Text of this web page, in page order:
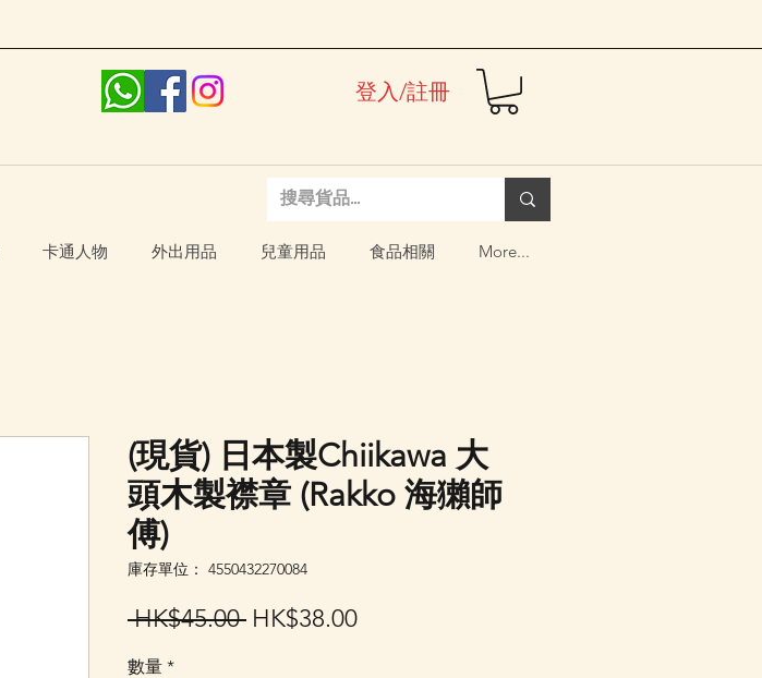
登入/註冊
卡通人物 外出用品 兒童用品 食品相關 More...
(現貨) 日本製Chiikawa 大
頭木製襟章 (Rakko 海獺師
傅)
庫存單位： 4550432270084
HK$45.00 一
HK$38.00促
數量 *